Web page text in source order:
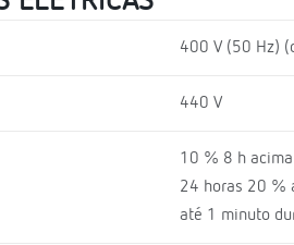
400 V (50 Hz)
440 V
10 % 8 h
24 horas 20 %
até 1 minuto